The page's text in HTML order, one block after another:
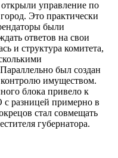
управление по
Это практически
были
ответов на свои
и структура комитета,
был создан
имуществом.
блока привело к
с разницей примерно в
стал совмещать
губернатора.